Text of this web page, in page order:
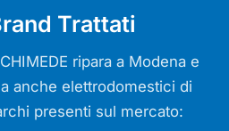
Trattati
ripara a Modena e
anche elettrodomestici di
presenti sul mercato: